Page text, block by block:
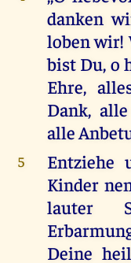
danken
loben wir!
bist Du, o
Ehre,
Dank,
alle
5
Entziehe
Kinder
lauter
Deine